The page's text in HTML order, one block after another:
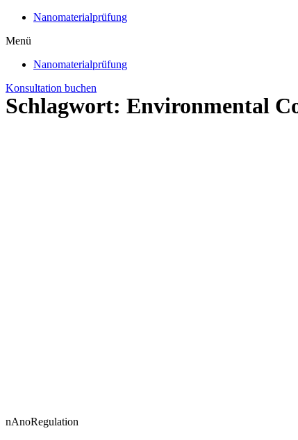
Nanomaterialprüfung
Menü
Nanomaterialprüfung
Konsultation buchen
Schlagwort: Environmental
nAnoRegulation